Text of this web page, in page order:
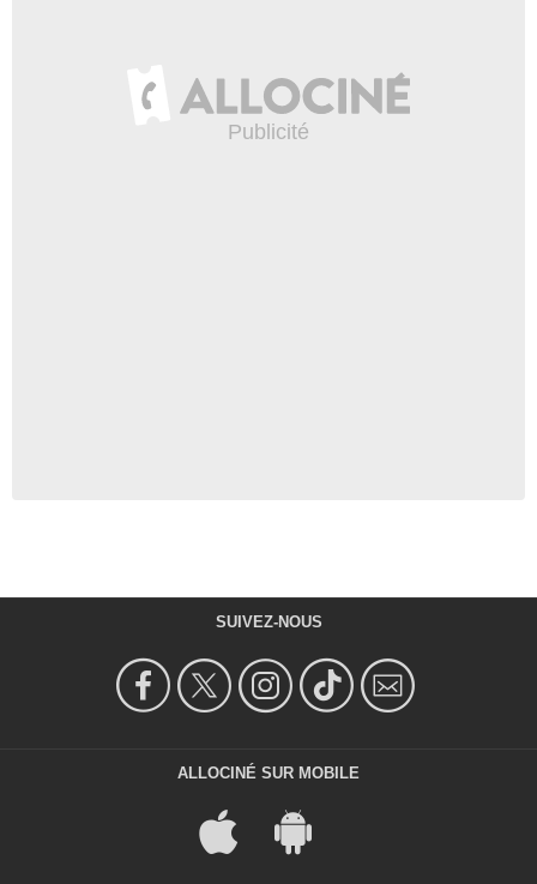
SUIVEZ-NOUS
ALLOCINÉ SUR MOBILE